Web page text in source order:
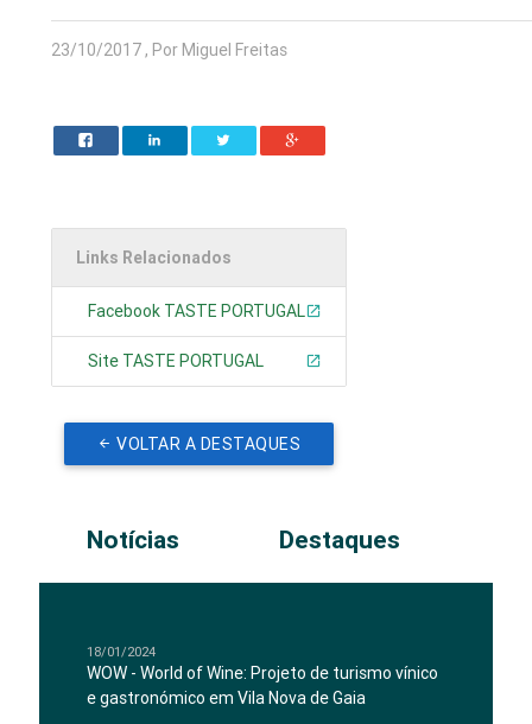
23/10/2017 , Por Miguel Freitas
Links Relacionados
Facebook TASTE PORTUGAL
Site TASTE PORTUGAL
VOLTAR A DESTAQUES
Notícias Destaques
18/01/2024
WOW - World of Wine: Projeto de turismo vínico
e gastronómico em Vila Nova de Gaia